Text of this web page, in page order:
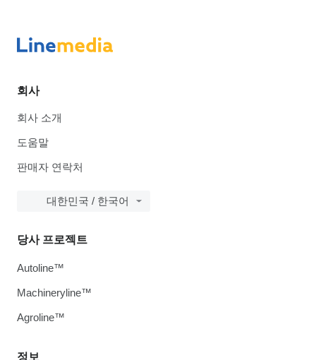
회사
회사 소개
도움말
판매자 연락처
대한민국 / 한국어
정보
당사 프로젝트
Autoline™
Machineryline™
Agroline™